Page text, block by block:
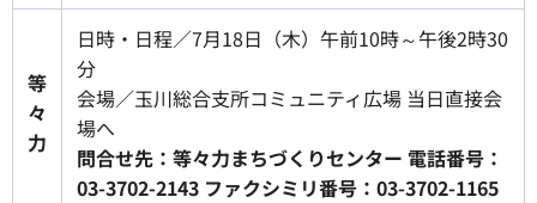
等
々
力
日時・日程／7月18日（木）午前10時～午後2時30
分
会場／玉川総合支所コミュニティ広場 当日直接会
場へ
問合せ先：等々力まちづくりセンター 電話番号：
03-3702-2143 ファクシミリ番号：03-3702-1165